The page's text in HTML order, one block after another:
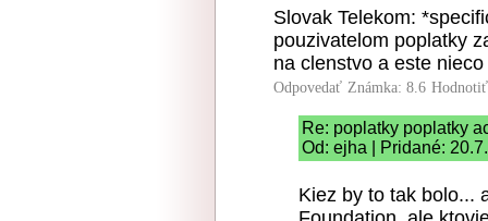
Slovak Telekom:
pouzivatelom poplatky
na clenstvo a este
Odpovedať Známka: 8.6
Re: poplatky poplatky
Od: ejha | Pridané:
Kiez by to tak bolo...